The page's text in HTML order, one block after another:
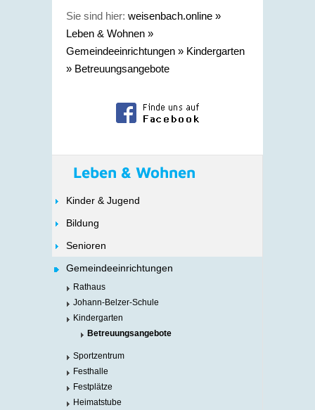
Sie sind hier: weisenbach.online »
Leben & Wohnen »
Gemeindeeinrichtungen » Kindergarten
» Betreuungsangebote
Leben & Wohnen
Kinder & Jugend
Bildung
Senioren
Gemeindeeinrichtungen
Rathaus
Johann-Belzer-Schule
Kindergarten
Betreuungsangebote
Sportzentrum
Festhalle
Festplätze
Heimatstube